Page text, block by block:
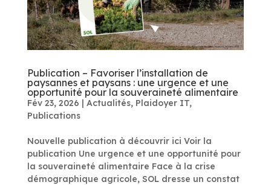
Publication – Favoriser l’installation de
paysannes et paysans : une urgence et une
opportunité pour la souveraineté alimentaire
Fév 23, 2026 | Actualités, Plaidoyer IT,
Publications
Nouvelle publication à découvrir ici Voir la
publication Une urgence et une opportunité pour
la souveraineté alimentaire Face à la crise
démographique agricole, SOL dresse un constat